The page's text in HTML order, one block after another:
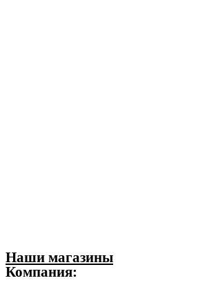
Наши магазины
Компания: